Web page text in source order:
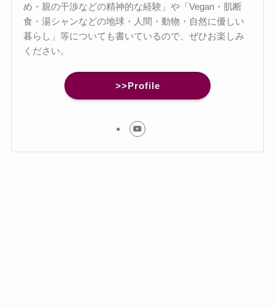
め・親の干渉などの精神的な経験」や「Vegan・肌断
食・湯シャンなどの地球・人間・動物・自然に優しい
暮らし」等についても書いているので、ぜひお楽しみ
ください。
>>Profile